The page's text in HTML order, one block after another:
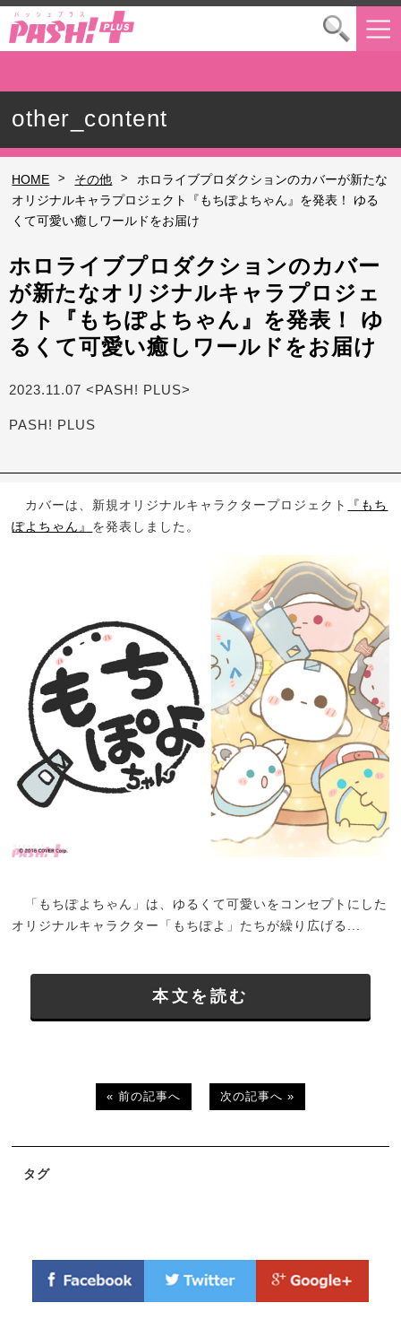
other_content
HOME > その他 >
ホロライブプロダクションのカバーが新たな
オリジナルキャラプロジェクト『もちぽよちゃん』を発表！ ゆる
くて可愛い癒しワールドをお届け
ホロライブプロダクションのカバー
が新たなオリジナルキャラプロジェ
クト『もちぽよちゃん』を発表！ ゆ
るくて可愛い癒しワールドをお届け
2023.11.07 <PASH! PLUS>
PASH! PLUS
カバーは、新規オリジナルキャラクタープロジェクト
『もち
ぽよちゃん』 を発表しました。
「もちぽよちゃん」は、ゆるくて可愛いをコンセプトにした
オリジナルキャラクター「もちぽよ」たちが繰り広げる...
本文を読む
« 前の記事へ 次の記事へ »
タグ